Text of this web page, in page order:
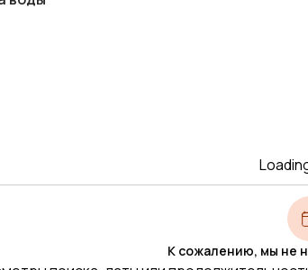
К сожалению, мы не